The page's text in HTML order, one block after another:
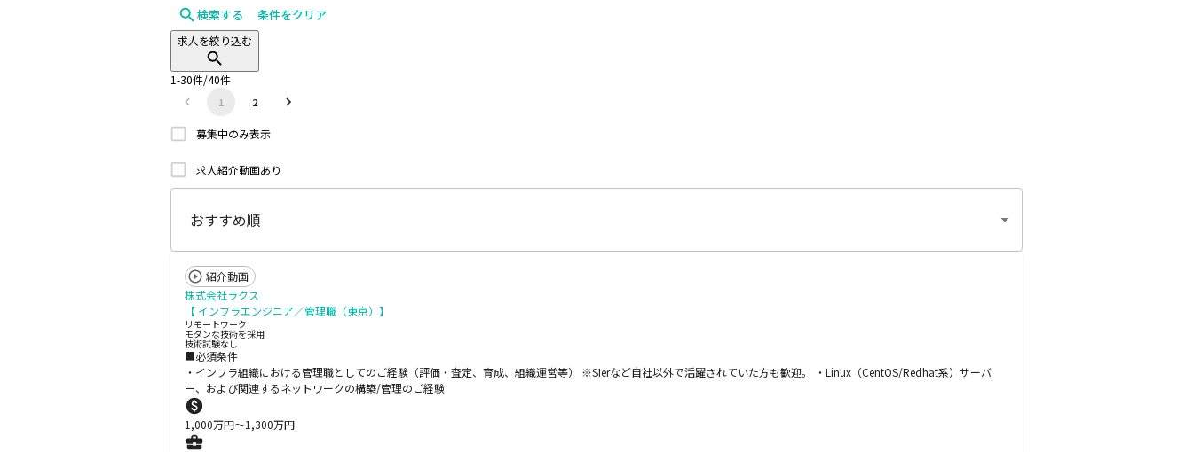
検索する 条件をクリア
求人を絞り込む
1-30件/40件
1 2
募集中のみ表示
求人紹介動画あり
紹介動画
株式会社ラクス
【 インフラエンジニア／管理職（東京）】
リモートワーク
モダンな技術を採用
技術試験なし
■必須条件
・インフラ組織における管理職としてのご経験（評価・査定、育成、組織運営等） ※SIerなど自社以外で活躍されていた方も歓迎。 ・Linux（CentOS/Redhat系）サーバ
ー、および関連するネットワークの構築/管理のご経験
1,000万円〜1,300万円